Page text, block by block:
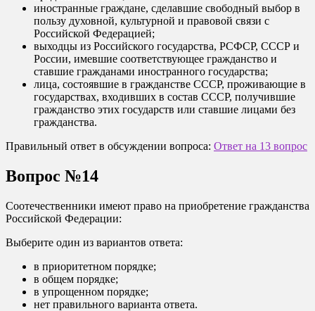
иностранные граждане, сделавшие свободный выбор в
пользу духовной, культурной и правовой связи с
Российской Федерацией;
выходцы из Российского государства, РСФСР, СССР и
России, имевшие соответствующее гражданство и
ставшие гражданами иностранного государства;
лица, состоявшие в гражданстве СССР, проживающие в
государствах, входивших в состав СССР, получившие
гражданство этих государств или ставшие лицами без
гражданства.
Правильный ответ в обсуждении вопроса: Ответ на 13 вопрос
Вопрос №14
Соотечественники имеют право на приобретение гражданства
Российской Федерации:
Выберите один из вариантов ответа:
в приоритетном порядке;
в общем порядке;
в упрощенном порядке;
нет правильного варианта ответа.